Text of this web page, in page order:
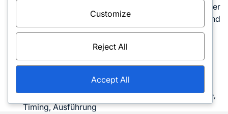
Schlag zu konzentrieren, anstatt über vergangene Fehler
nachzudenken, kann die Gesamtleistung verbessern und
mentale Ablenkungen reduzieren.
Verwandte Artikel
Techniken für den Vorhand-Slice-Ansatz: Strategie,
Timing, Ausführung
Customize
Reject All
Accept All